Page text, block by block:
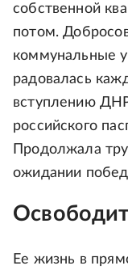
собственной
потом.
коммунальные
радовалась
вступлению
российского
Продолжала
ожидании
Eе жизнь в